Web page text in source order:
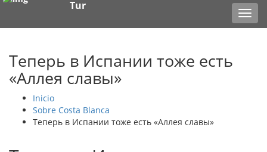
Tur
Теперь в Испании тоже есть
«Аллея славы»
Inicio
Sobre Costa Blanca
Теперь в Испании тоже есть «Аллея славы»